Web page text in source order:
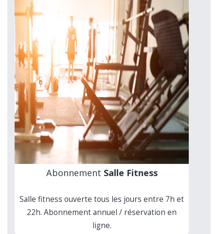
Abonnement Salle Fitness
Salle fitness ouverte tous les jours entre 7h et
22h. Abonnement annuel / réservation en
ligne.